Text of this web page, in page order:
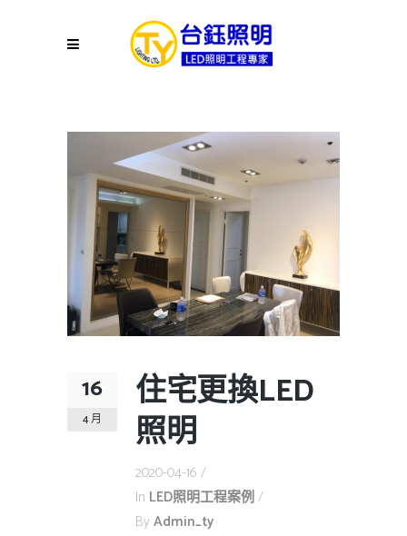
16
4 月
住宅更換LED
照明
2020-04-16
In LED照明工程案例
By Admin_ty